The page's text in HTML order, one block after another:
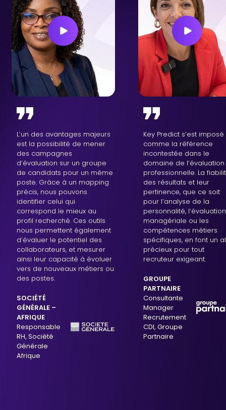
L’un des avantages majeurs
est la possibilité de mener
des campagnes
d’évaluation sur un groupe
de candidats pour un même
poste. Grâce à un mapping
précis, nous pouvons
identifier celui qui
correspond le mieux au
profil recherché. Ces outils
nous permettent également
d’évaluer le potentiel des
collaborateurs, et mesurer
ainsi leur capacité à évoluer
vers de nouveaux métiers ou
des postes.
SOCIÉTÉ
GÉNÉRALE –
AFRIQUE
Responsable
RH, Société
Générale
Afrique
Key Predict s’est imposé
comme la référence
incontestée dans le
domaine de l’évaluation
professionnelle. La
des résultats et leur
pertinence, que ce soit
pour l’analyse de la
personnalité, l’évaluation
managériale ou les
compétences métiers
spécifiques, en font un
précieux pour tout
recruteur exigeant.
GROUPE
PARTNAIRE
Consultante
Manager
Recrutement
CDI, Groupe
Partnaire